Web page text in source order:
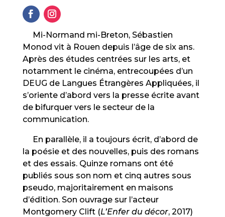
Mi-Normand mi-Breton, Sébastien
Monod vit à Rouen depuis l’âge de six ans.
Après des études centrées sur les arts, et
notamment le cinéma, entrecoupées d’un
DEUG de Langues Étrangères Appliquées, il
s’oriente d’abord vers la presse écrite avant
de bifurquer vers le secteur de la
communication.
En parallèle, il a toujours écrit, d’abord de
la poésie et des nouvelles, puis des romans
et des essais. Quinze romans ont été
publiés sous son nom et cinq autres sous
pseudo, majoritairement en maisons
d’édition. Son ouvrage sur l’acteur
Montgomery Clift (L’Enfer du décor, 2017)